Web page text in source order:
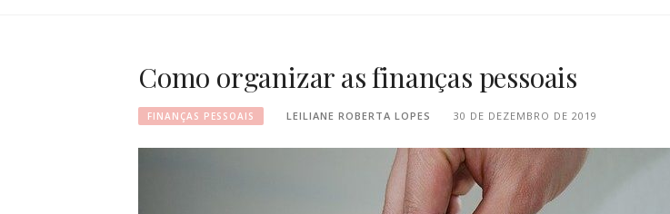
Como organizar as finanças pessoais
FINANÇAS PESSOAIS LEILIANE ROBERTA LOPES 30 DE DEZEMBRO DE 2019